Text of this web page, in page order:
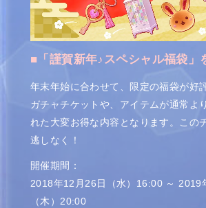
■「謹賀新年♪スペシャル福袋」
年末年始に合わせて、限定の福袋が好
ガチャチケットや、アイテムが通常よ
れた大変お得な内容となります。この
逃しなく！
開催期間：
2018年12月26日（水）16:00 ～ 2019
（木）20:00